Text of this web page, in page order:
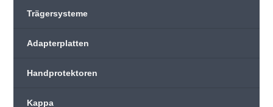
Trägersysteme
Adapterplatten
Handprotektoren
Kappa